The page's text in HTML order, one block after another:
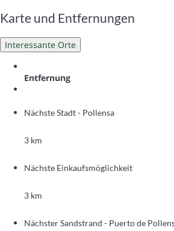
Karte und Entfernungen
Interessante Orte
Entfernung
Nächste Stadt - Pollensa
3 km
Nächste Einkaufsmöglichkeit
3 km
Nächster Sandstrand - Puerto de